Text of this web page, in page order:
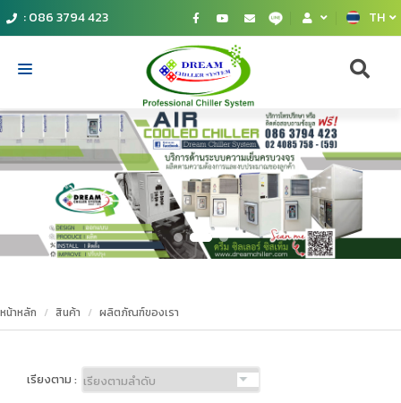
: 086 3794 423 TH
Home
catalog
Compressor
Chiller
Service
หน้าหลัก สินค้า ผลิตภัณฑ์ของเรา
เรียงตาม :